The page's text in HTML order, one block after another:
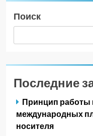
Поиск
Последние
Принцип работы
международных
носителя